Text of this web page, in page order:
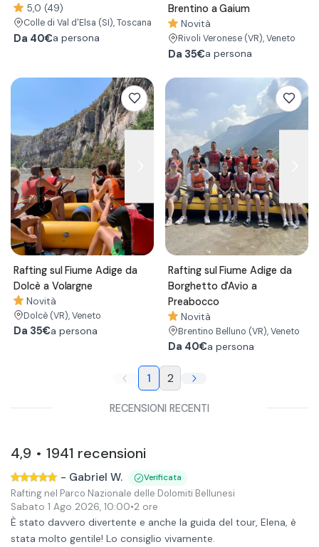
5,0 (49)
Colle di Val d'Elsa (SI), Toscana
Da 40€a persona
Brentino a Gaium
Novità
Rivoli Veronese (VR), Veneto
Da 35€a persona
Rafting sul Fiume Adige da
Dolcè a Volargne
Novità
Dolcè (VR), Veneto
Da 35€a persona
Rafting sul Fiume Adige da
Borghetto d'Avio a
Preabocco
Novità
Brentino Belluno (VR), Veneto
Da 40€a persona
1 2
RECENSIONI RECENTI
4,9 • 1941 recensioni
- Gabriel W. Verificata
Rafting nel Parco Nazionale delle Dolomiti Bellunesi
Sabato 1 Ago 2026, 10:00•2 ore
È stato davvero divertente e anche la guida del tour, Elena, è
stata molto gentile! Lo consiglio vivamente.